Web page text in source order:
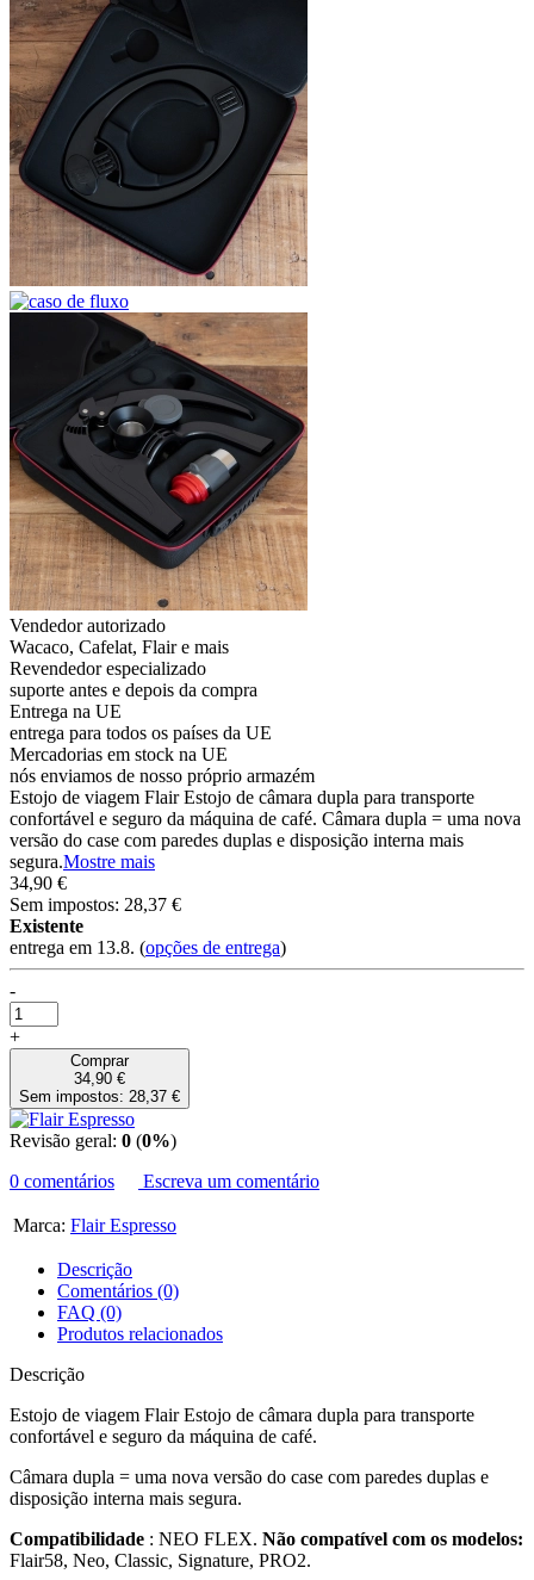
Vendedor autorizado
Wacaco, Cafelat, Flair e mais
Revendedor especializado
suporte antes e depois da compra
Entrega na UE
entrega para todos os países da UE
Mercadorias em stock na UE
nós enviamos de nosso próprio armazém
Estojo de viagem Flair Estojo de câmara dupla para transporte
confortável e seguro da máquina de café. Câmara dupla = uma nova
versão do case com paredes duplas e disposição interna mais
segura.Mostre mais
34,90 €
Sem impostos: 28,37 €
Existente
entrega em 13.8. (opções de entrega)
-
+
Comprar
34,90 €
Sem impostos: 28,37 €
Revisão geral: 0 (0%)
0 comentários
Escreva um comentário
Marca: Flair Espresso
Descrição
Comentários (0)
FAQ (0)
Produtos relacionados
Descrição
Estojo de viagem Flair Estojo de câmara dupla para transporte
confortável e seguro da máquina de café.
Câmara dupla = uma nova versão do case com paredes duplas e
disposição interna mais segura.
Compatibilidade : NEO FLEX. Não compatível com os modelos:
Flair58, Neo, Classic, Signature, PRO2.